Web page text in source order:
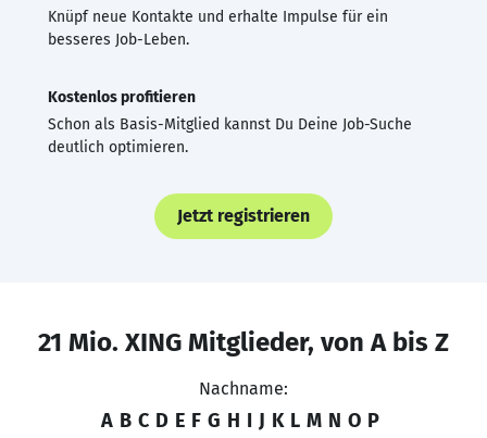
Knüpf neue Kontakte und erhalte Impulse für ein
besseres Job-Leben.
Kostenlos profitieren
Schon als Basis-Mitglied kannst Du Deine Job-Suche
deutlich optimieren.
Jetzt registrieren
21 Mio. XING Mitglieder, von A bis Z
Nachname:
A B C D E F G H I J K L M N O P